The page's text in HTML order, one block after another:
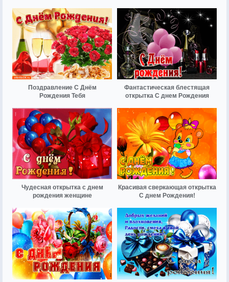
Поздравление С Днём
Рождения Тебя
Фантастическая блестящая
открытка С днем Рождения
Чудесная открытка с днем
рождения женщине
Красивая сверкающая открытка
С днем Рождения!